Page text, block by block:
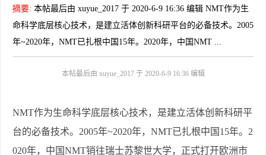
摘要: 本帖最后由 xuyue_2017 于 2020-6-9 16:36 编辑 NMT作为生
命科学底层核心技术，是建立活体创新科研平台的必备技术。2005
年~2020年，NMT已扎根中国15年。2020年，中国NMT ...
本帖最后由 xuyue_2017 于 2020-6-9 16:36 编辑
NMT作为生命科学底层核心技术，是建立活体创新科研平
台的必备技术。 2005年~2020年， NMT已扎根中国 15年。 2
020年，中国NMT销往瑞士苏黎世大学，正式打开欧洲市